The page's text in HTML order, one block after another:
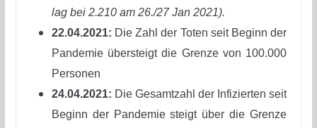
lag bei 2.210 am 26./27 Jan 2021).
22.04.2021: Die Zahl der Toten seit Beginn der
Pandemie übersteigt die Grenze von 100.000
Personen
24.04.2021: Die Gesamtzahl der Infizierten seit
Beginn der Pandemie steigt über die Grenze